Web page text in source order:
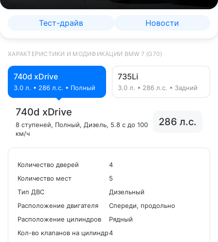
Тест-драйв Новости
ХАРАКТЕРИСТИКИ И МОДИФИКАЦИИ BMW 7 (G70)
740d xDrive
3.0 л. • 286 л.с. • Полный
735Li
3.0 л. • 286 л.с. • Задний
740d xDrive
8 ступеней, Полный, Дизель, 5.8 с до 100
км/ч
286 л.с.
Количество дверей
4
Количество мест
5
Tип ДВС
Дизельный
Расположение двигателя
Спереди, продольно
Расположение цилиндров
Рядный
Кол-во клапанов на цилиндр4